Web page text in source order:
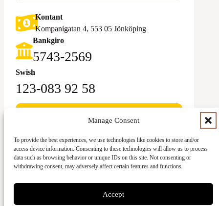
Manage Consent
To provide the best experiences, we use technologies like cookies to store and/or
access device information. Consenting to these technologies will allow us to process
data such as browsing behavior or unique IDs on this site. Not consenting or
withdrawing consent, may adversely affect certain features and functions.
Accept
Kontant
Kompanigatan 4, 553 05 Jönköping
Bankgiro
5743-2569‬
Swish
123-083 92 58
Ge med kort
Kontant
Vattenverksvägen 44, 212 21 Malmö